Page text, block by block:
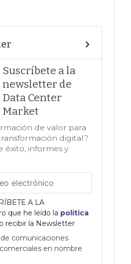
Suscríbete a la
newsletter de
Data Center
Market
de valor para
digital?
éxito, informes y
A LA
que he leído la política
recibir la Newsletter
comunicaciones
en nombre